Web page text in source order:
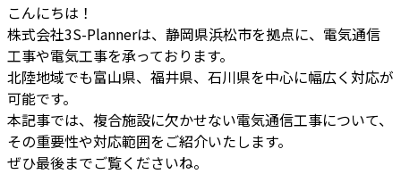
こんにちは！
株式会社3S-Plannerは、静岡県浜松市を拠点に、電気通信
工事や電気工事を承っております。
北陸地域でも富山県、福井県、石川県を中心に幅広く対応が
可能です。
本記事では、複合施設に欠かせない電気通信工事について、
その重要性や対応範囲をご紹介いたします。
ぜひ最後までご覧くださいね。